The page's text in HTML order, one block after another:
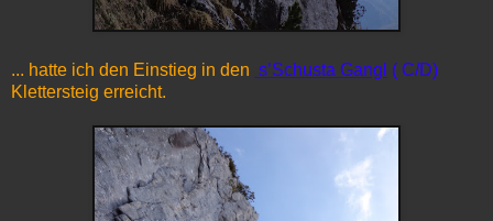
... hatte ich den Einstieg in den s’Schusta Gangl ( C/D)
Klettersteig erreicht.